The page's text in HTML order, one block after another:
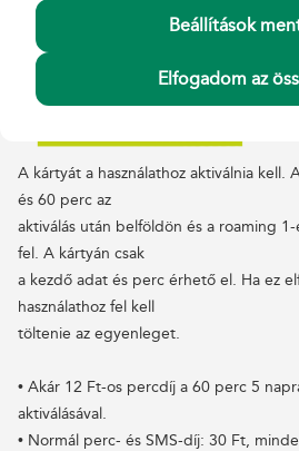
A kártyát a használathoz aktiválnia kell.
és 60 perc az
aktiválás után belföldön és a roaming
fel. A kártyán csak
a kezdő adat és perc érhető el. Ha ez
használathoz fel kell
töltenie az egyenleget.
• Akár 12 Ft-os percdíj a 60 perc 5
aktiválásával.
• Normál perc- és SMS-díj: 30 Ft,
Beállítások
Elfogadom az